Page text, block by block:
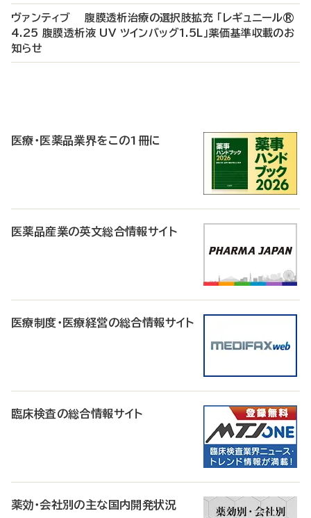
ヴァンティブ 腹膜透析治療の選択肢拡充 「レギュニール®
4.25 腹膜透析液 UV ツインバッグ1.5L」薬価基準収載のお
知らせ
医療・医薬品業界をこの1冊に
医薬品産業の英文総合情報サイト
医療制度・医療経営の総合情報サイト
臨床検査の総合情報サイト
薬効・会社別の主な国内開発状況